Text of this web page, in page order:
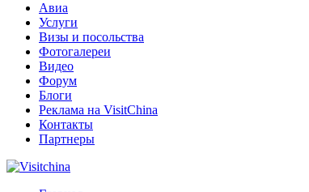
Авиа
Услуги
Визы и посольства
Фотогалереи
Видео
Форум
Блоги
Реклама на VisitChina
Контакты
Партнеры